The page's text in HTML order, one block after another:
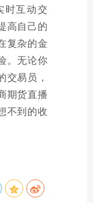
时互动交
高自己的
复杂的金
。无论你
交易员，
期货直播
不到的收